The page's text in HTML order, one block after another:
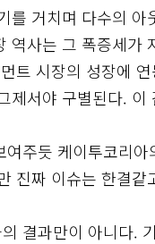
를 거치며 다수의
역사는 그 폭증세가
트 시장의 성장에
제서야 구별된다.
주듯 케이투코리
진짜 이슈는 한결
결과만이 아니다.